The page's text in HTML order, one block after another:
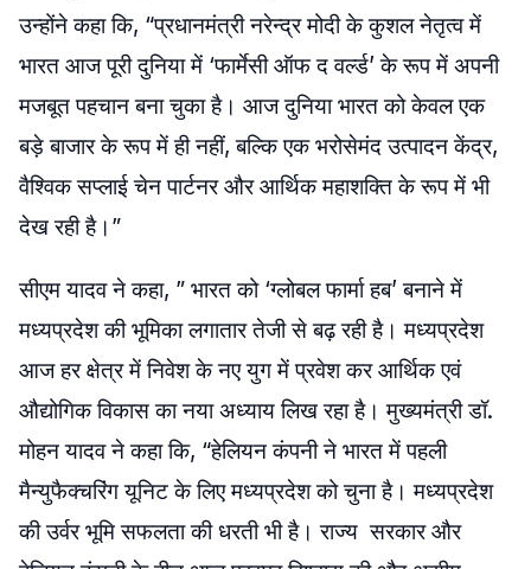
उन्होंने कहा कि, “प्रधानमंत्री नरेन्द्र मोदी के कुशल नेतृत्व में
भारत आज पूरी दुनिया में ‘फार्मेसी ऑफ द वर्ल्ड’ के रूप में अपनी
मजबूत पहचान बना चुका है। आज दुनिया भारत को केवल एक
बड़े बाजार के रूप में ही नहीं, बल्कि एक भरोसेमंद उत्पादन केंद्र,
वैश्विक सप्लाई चेन पार्टनर और आर्थिक महाशक्ति के रूप में भी
देख रही है।”
सीएम यादव ने कहा, ” भारत को ‘ग्लोबल फार्मा हब’ बनाने में
मध्यप्रदेश की भूमिका लगातार तेजी से बढ़ रही है। मध्यप्रदेश
आज हर क्षेत्र में निवेश के नए युग में प्रवेश कर आर्थिक एवं
औद्योगिक विकास का नया अध्याय लिख रहा है। मुख्यमंत्री डॉ.
मोहन यादव ने कहा कि, “हेलियन कंपनी ने भारत में पहली
मैन्युफैक्चरिंग यूनिट के लिए मध्यप्रदेश को चुना है। मध्यप्रदेश
की उर्वर भूमि सफलता की धरती भी है। राज्य सरकार और